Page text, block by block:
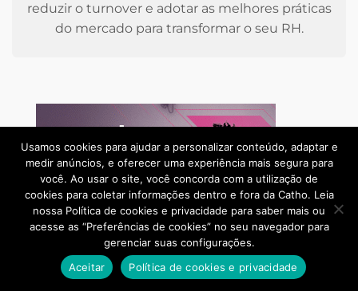
reduzir o turnover e adotar as melhores práticas
do mercado para transformar o seu RH.
Usamos cookies para ajudar a personalizar conteúdo, adaptar e
medir anúncios, e oferecer uma experiência mais segura para
você. Ao usar o site, você concorda com a utilização de
cookies para coletar informações dentro e fora da Catho. Leia
nossa Política de cookies e privacidade para saber mais ou
acesse as “Preferências de cookies” no seu navegador para
gerenciar suas configurações.
Aceitar
Política de cookies e privacidade